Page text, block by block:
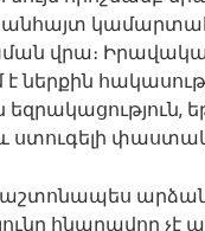
անհայտ
վրա։
ներքին
և ստուգելի
հնարավոր չէ